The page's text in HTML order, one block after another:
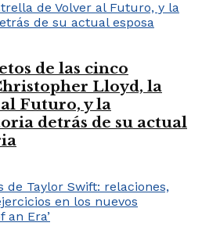
de las cinco
Lloyd, la
Futuro, y la
detrás de su actual